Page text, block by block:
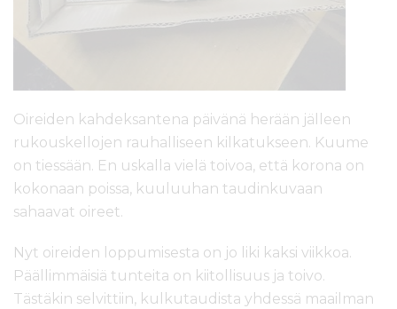
Oireiden kahdeksantena päivänä herään jälleen
rukouskellojen rauhalliseen kilkatukseen. Kuume
on tiessään. En uskalla vielä toivoa, että korona on
kokonaan poissa, kuuluuhan taudinkuvaan
sahaavat oireet.
Nyt oireiden loppumisesta on jo liki kaksi viikkoa.
Päällimmäisiä tunteita on kiitollisuus ja toivo.
Tästäkin selvittiin, kulkutaudista yhdessä maailman